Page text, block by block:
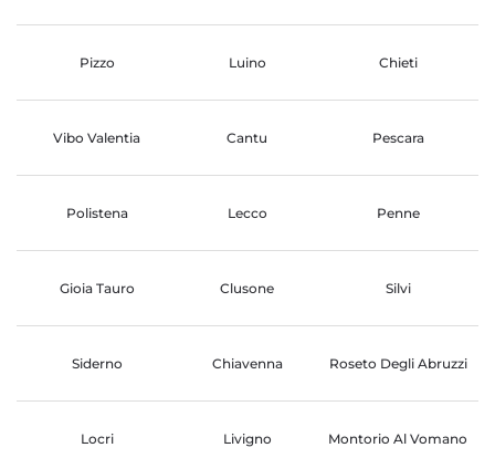
Pizzo Luino Chieti
Vibo Valentia Cantu Pescara
Polistena Lecco Penne
Gioia Tauro Clusone Silvi
Siderno Chiavenna Roseto Degli Abruzzi
Locri Livigno Montorio Al Vomano